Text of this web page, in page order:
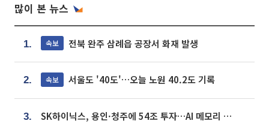
많이 본 뉴스
1. 속보 전북 완주 삼례읍 공장서 화재 발생
2. 속보 서울도 '40도'…오늘 노원 40.2도 기록
3. SK하이닉스, 용인·청주에 54조 투자…AI 메모리 생산기지 키운다